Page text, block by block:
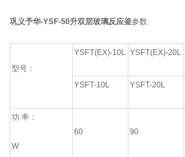
巩义予华-YSF-50升双层玻璃反应釜参数
型号：
YSFT(EX)-10L YSFT(EX)-20L
YSFT-10L YSFT-20L
功 率：
W
60 90